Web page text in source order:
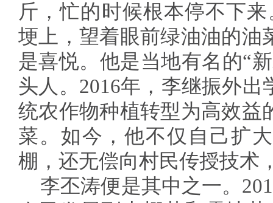
斤，忙的时候根本停不下
埂上，望着眼前绿油油的油
是喜悦。他是当地有名的“
头人。2016年，李继振外
统农作物种植转型为高效益
菜。如今，他不仅自己扩
棚，还无偿向村民传授技术
李丕涛便是其中之一。